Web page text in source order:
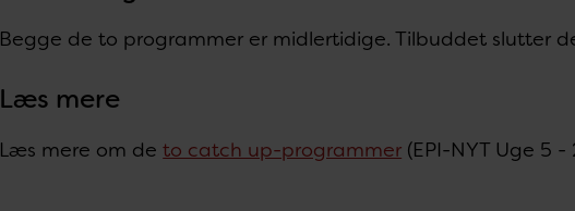
Begge de to programmer er midlertidige. Tilbuddet slutter
Læs mere
Læs mere om deto catch up-programmer (EPI-NYT Uge 5